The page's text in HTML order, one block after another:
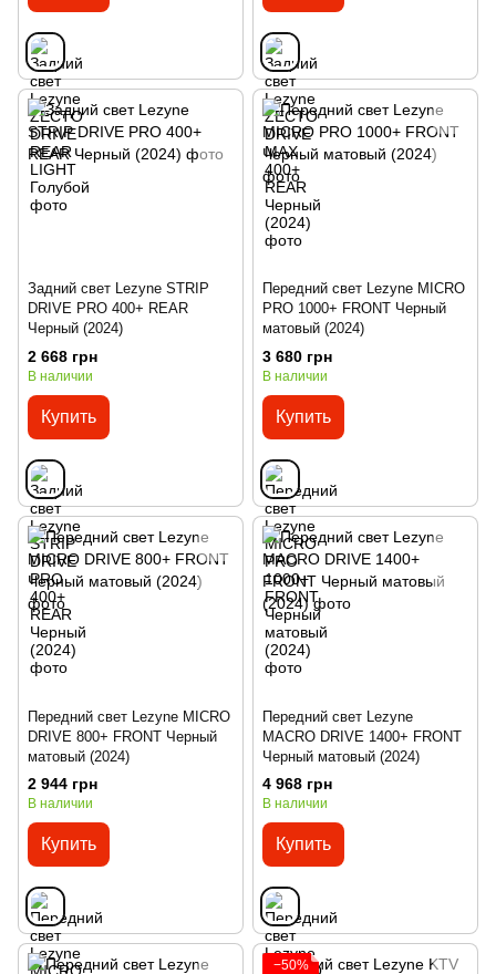
Задний свет Lezyne STRIP
DRIVE PRO 400+ REAR
Черный (2024)
2 668 грн
В наличии
Купить
Передний свет Lezyne MICRO
PRO 1000+ FRONT Черный
матовый (2024)
3 680 грн
В наличии
Купить
Передний свет Lezyne MICRO
DRIVE 800+ FRONT Черный
матовый (2024)
2 944 грн
В наличии
Купить
Передний свет Lezyne
MACRO DRIVE 1400+ FRONT
Черный матовый (2024)
4 968 грн
В наличии
Купить
−50%